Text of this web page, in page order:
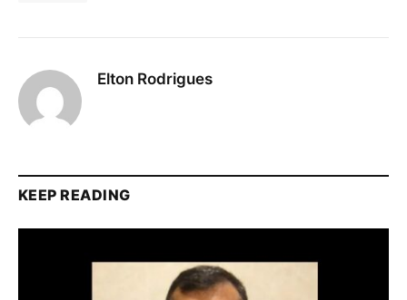
Elton Rodrigues
KEEP READING